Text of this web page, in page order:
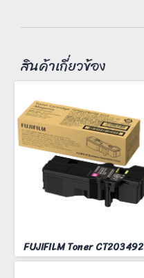
สินค้าเกี่ยวข้อง
FUJIFILM Toner CT203492